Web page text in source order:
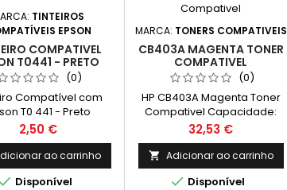
TINTEIROS
EPSON
COMPATIVEL
T0441 - PRETO
(0)
Compatível com
T0 441 - Preto
Preço
2,50 €
ao carrinho
 Disponível
MARCA: TONERS COMPATIVEIS
CB403A MAGENTA TONER
COMPATIVEL
(0)
HP CB403A Magenta Toner
Compativel Capacidade:
7.500k
Preço
32,53 €
 Adicionar ao carrinho
 Disponível